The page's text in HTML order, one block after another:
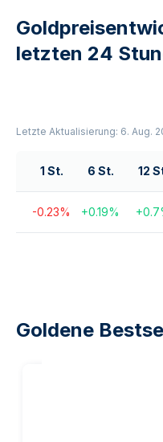
letzten 24
Letzte Aktualisierung: 6. Aug.
1 St. 6 St. 12
-0.23% +0.19% +0.7
Goldene